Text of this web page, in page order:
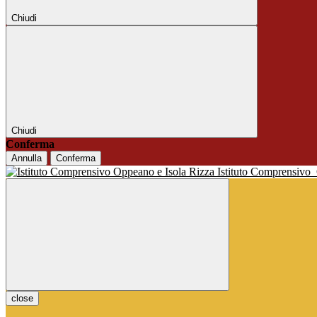
Chiudi
Chiudi
Conferma
Annulla Conferma
Istituto Comprensivo
close